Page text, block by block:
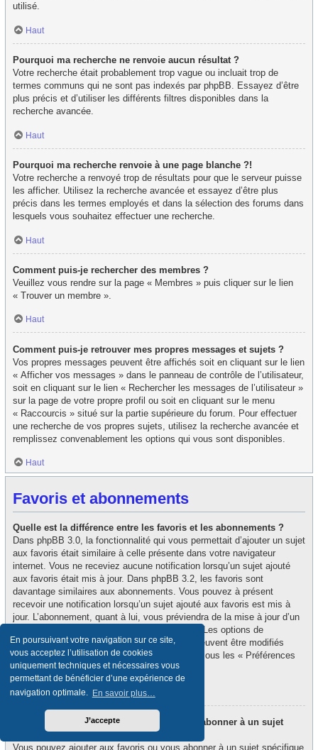
En poursuivant votre navigation sur ce site,
vous acceptez l’utilisation de cookies
uniquement techniques et nécessaires vous
permettant de bénéficier d’une expérience de
navigation optimale. En savoir plus…
J’accepte
utilisé.
Haut
Pourquoi ma recherche ne renvoie aucun résultat ?
Votre recherche était probablement trop vague ou incluait trop de
termes communs qui ne sont pas indexés par phpBB. Essayez d’être
plus précis et d’utiliser les différents filtres disponibles dans la
recherche avancée.
Haut
Pourquoi ma recherche renvoie à une page blanche ?!
Votre recherche a renvoyé trop de résultats pour que le serveur puisse
les afficher. Utilisez la recherche avancée et essayez d’être plus
précis dans les termes employés et dans la sélection des forums dans
lesquels vous souhaitez effectuer une recherche.
Haut
Comment puis-je rechercher des membres ?
Veuillez vous rendre sur la page « Membres » puis cliquer sur le lien
« Trouver un membre ».
Haut
Comment puis-je retrouver mes propres messages et sujets ?
Vos propres messages peuvent être affichés soit en cliquant sur le lien
« Afficher vos messages » dans le panneau de contrôle de l’utilisateur,
soit en cliquant sur le lien « Rechercher les messages de l’utilisateur »
sur la page de votre propre profil ou soit en cliquant sur le menu
« Raccourcis » situé sur la partie supérieure du forum. Pour effectuer
une recherche de vos propres sujets, utilisez la recherche avancée et
remplissez convenablement les options qui vous sont disponibles.
Haut
Favoris et abonnements
Quelle est la différence entre les favoris et les abonnements ?
Dans phpBB 3.0, la fonctionnalité qui vous permettait d’ajouter un sujet
aux favoris était similaire à celle présente dans votre navigateur
internet. Vous ne receviez aucune notification lorsqu’un sujet ajouté
aux favoris était mis à jour. Dans phpBB 3.2, les favoris sont
davantage similaires aux abonnements. Vous pouvez à présent
recevoir une notification lorsqu’un sujet ajouté aux favoris est mis à
jour. L’abonnement, quant à lui, vous préviendra de la mise à jour d’un
forum ou d’un sujet auquel vous êtes abonné. Les options de
notification des favoris et des abonnements peuvent être modifiés
depuis le panneau de contrôle de l’utilisateur, sous les « Préférences
du forum ».
Haut
Comment puis-je ajouter aux favoris ou m’abonner à un sujet
spécifique ?
Vous pouvez ajouter aux favoris ou vous abonner à un sujet spécifique